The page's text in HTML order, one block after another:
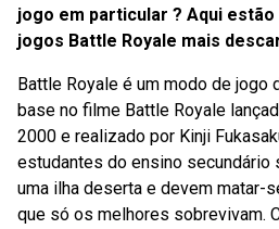
jogo em particular ? Aqui
jogos Battle Royale mais
Battle Royale é um modo de jogo
base no filme Battle Royale
2000 e realizado por Kinji
estudantes do ensino secundário
uma ilha deserta e devem matar-
que só os melhores sobrevivam.